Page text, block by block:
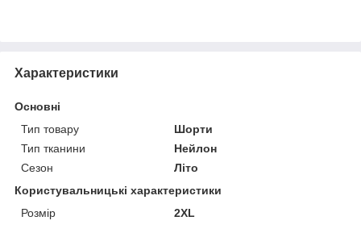
Характеристики
Основні
Тип товару
Шорти
Тип тканини
Нейлон
Сезон
Літо
Користувальницькі характеристики
Розмір
2XL